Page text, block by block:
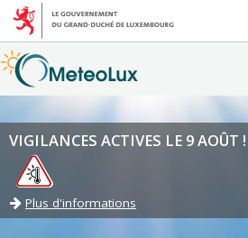
VIGILANCES ACTIVES LE 9 AOÛT !
Plus d'informations